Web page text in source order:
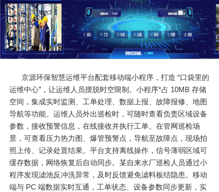
京源环保智慧运维平台配套移动端小程序，打造 “口袋里的
运维中心”，让运维人员摆脱时空限制。小程序*占 10MB 存储
空间，集成实时监测、工单处理、数据上报、故障报修、地图
导航等功能。运维人员外出巡检时，可随时查看负责区域设备
参数，接收预警信息，在线接收并执行工单。在管网巡检场
景，可查看压力热力图、爆管预警点，导航至故障点，现场拍
照上传、记录处置结果。平台支持离线操作，信号薄弱区域可
缓存数据，网络恢复后自动同步。某自来水厂巡检人员通过小
程序发现滤池反冲洗异常，及时反馈避免滤料板结隐患。移动
端与 PC 端数据实时互通，工单状态、设备参数同步更新，实